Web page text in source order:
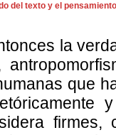
del texto y el
la
que
firmes,